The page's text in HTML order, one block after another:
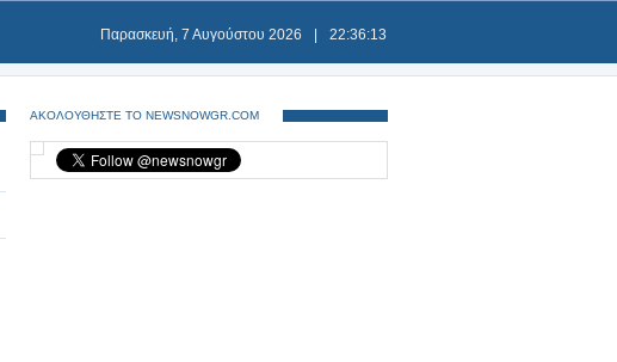
Παρασκευή, 7 Αυγούστου 2026 22:36:13
ΑΚΟΛΟΥΘΗΣΤΕ ΤΟ NEWSNOWGR.COM